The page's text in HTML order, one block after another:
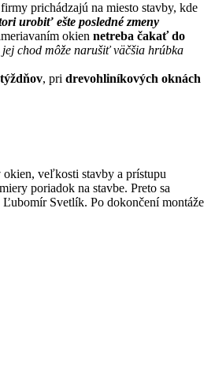
prichádzajú na miesto stavby, kde
urobiť ešte posledné zmeny
okien netreba čakať do
chod môže narušiť väčšia hrúbka
, pri drevohliníkových oknách
veľkosti stavby a prístupu
poriadok na stavbe. Preto sa
Svetlík. Po dokončení montáže